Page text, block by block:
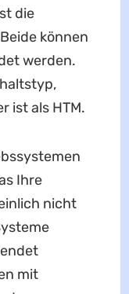
die
können
werden.
ist als HTM.
Ihre
nicht
mit